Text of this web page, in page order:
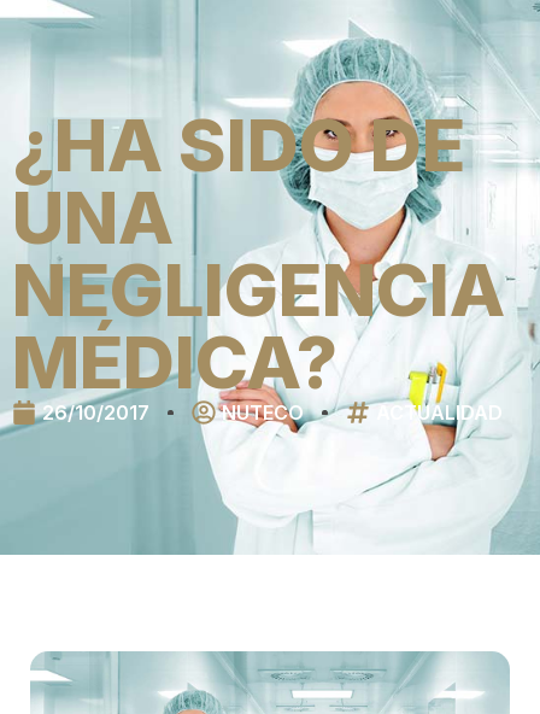
¿HA SIDO DE
UNA
NEGLIGENCIA
MÉDICA?
26/10/2017 NUTECO ACTUALIDAD